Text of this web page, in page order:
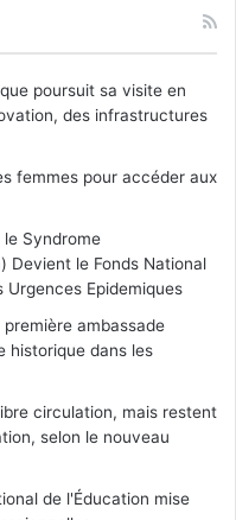
poursuit sa visite en
des infrastructures
femmes pour accéder aux
Syndrome
Devient le Fonds National
Epidemiques
ambassade
historique dans les
circulation, mais restent
selon le nouveau
de l'Éducation mise